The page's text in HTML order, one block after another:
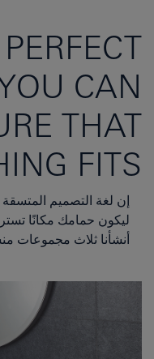
CAN
THAT
FITS
إن لغة التصميم
ليكون حمامك مكانًا
أنشأنا ثلاث مجموعات